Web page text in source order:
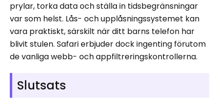
prylar, torka data och ställa in tidsbegränsningar
var som helst. Lås- och upplåsningssystemet kan
vara praktiskt, särskilt när ditt barns telefon har
blivit stulen. Safari erbjuder dock ingenting förutom
de vanliga webb- och appfiltreringskontrollerna.
Slutsats